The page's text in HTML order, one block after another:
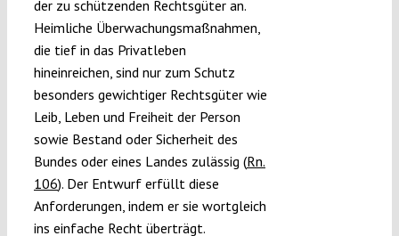
der zu schützenden Rechtsgüter an.
Heimliche Überwachungsmaßnahmen,
die tief in das Privatleben
hineinreichen, sind nur zum Schutz
besonders gewichtiger Rechtsgüter wie
Leib, Leben und Freiheit der Person
sowie Bestand oder Sicherheit des
Bundes oder eines Landes zulässig (Rn.
106). Der Entwurf erfüllt diese
Anforderungen, indem er sie wortgleich
ins einfache Recht überträgt.